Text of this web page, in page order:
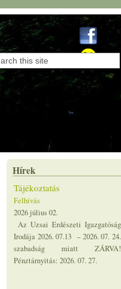
űrlap
Hírek
Tájékoztatás
Felhívás
2026 július 02.
Irodája 2026. 07.13 – 2026. 07. 24.
Afrikai Sertéspestis (ASP)
Felhívás
2026 június 30.
Tájékoztató az Afrikai
Sertéspestisről (ASP) Az afrikai